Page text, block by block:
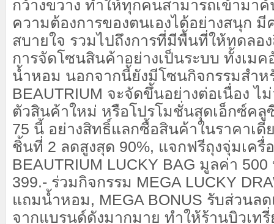
กว้างขวาง ทำให้ทุกคนสามารถเข้ามา
ความต้องการของตนเองได้อย่างสนุก
สบายใจ รวมไปถึงการที่มีพื้นที่ให้ทดลอ
การจัดโซนสินค้าอย่างเป็นระบบ ทั้งเม
น้ำหอม นอกจากนี้ยังมีโซนกิจกรรมสำ
BEAUTRIUM จะจัดขึ้นอย่างต่อเนื่อง ไ
ตัวสินค้าใหม่ หรือโปรโมชั่นสุดเอ็กซ์คลู
75 นี้ อย่างสิทธิ์แลกซื้อสินค้าในราคาเดี
ชิ้นที่ 2 ลดสูงสุด 90%, แจกฟรีถุงจุ่มเครื่
BEAUTRIUM LUCKY BAG มูลค่า
399.- ร่วมกิจกรรม MEGA LUCKY
แถมน้ำหอม, MEGA BONUS รับส่วน
จากแบรนด์ดังมากมาย ทำให้ร้านบิวเท